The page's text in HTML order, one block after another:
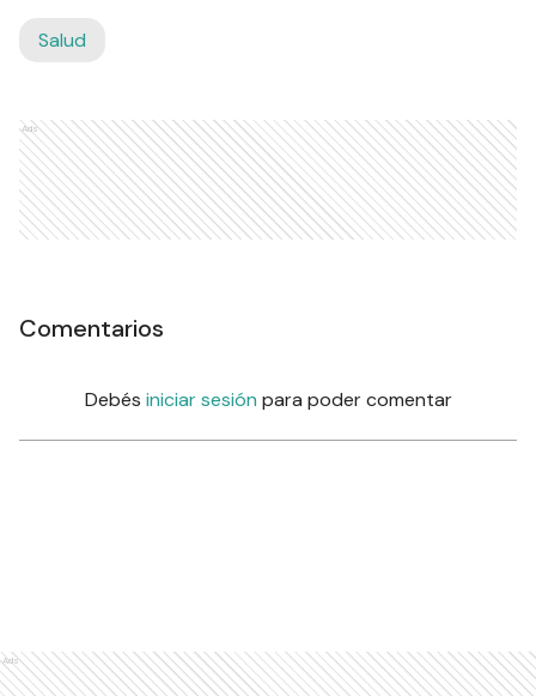
Salud
Ads
Comentarios
Debés iniciar sesión para poder comentar
Ads